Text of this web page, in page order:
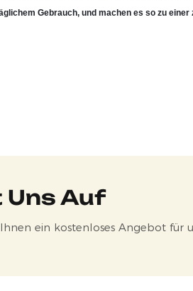
Gebrauch, und machen es so zu
Uns Auf
ein kostenloses Angebot für